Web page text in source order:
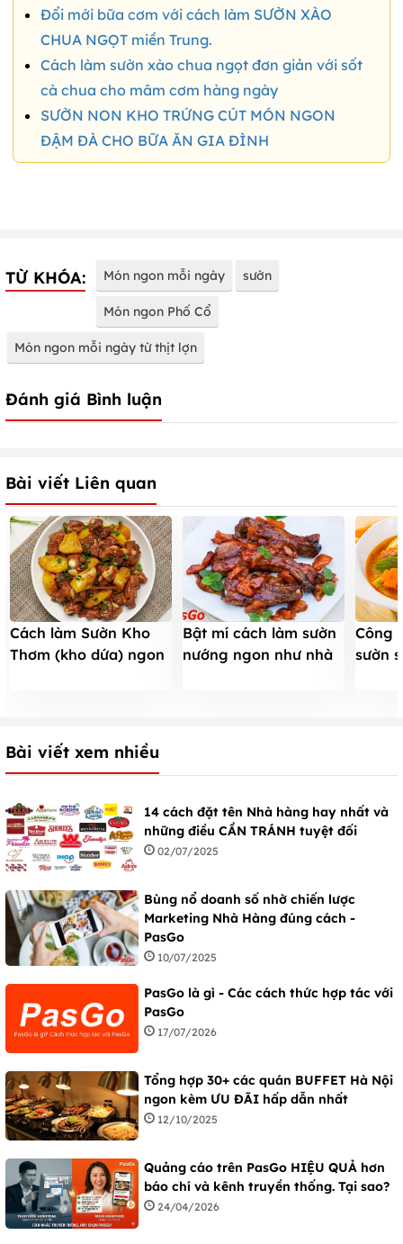
Đổi mới bữa cơm với cách làm SƯỜN XÀO
CHUA NGỌT miền Trung.
Cách làm sườn xào chua ngọt đơn giản với sốt
cà chua cho mâm cơm hàng ngày
SƯỜN NON KHO TRỨNG CÚT MÓN NGON
ĐẬM ĐÀ CHO BỮA ĂN GIA ĐÌNH
TỪ KHÓA: Món ngon mỗi ngày sườn
Món ngon Phố Cổ
Món ngon mỗi ngày từ thịt lợn
Đánh giá Bình luận
Bài viết Liên quan
Cách làm Sườn Kho
Thơm (kho dứa) ngon
Bật mí cách làm sườn
nướng ngon như nhà
Công
sườn
Bài viết xem nhiều
14 cách đặt tên Nhà hàng hay nhất và
những điều CẦN TRÁNH tuyệt đối
02/07/2025
Bùng nổ doanh số nhờ chiến lược
Marketing Nhà Hàng đúng cách -
PasGo
10/07/2025
PasGo là gì - Các cách thức hợp tác với
PasGo
17/07/2026
Tổng hợp 30+ các quán BUFFET Hà Nội
ngon kèm ƯU ĐÃI hấp dẫn nhất
12/10/2025
Quảng cáo trên PasGo HIỆU QUẢ hơn
báo chí và kênh truyền thống. Tại sao?
24/04/2026